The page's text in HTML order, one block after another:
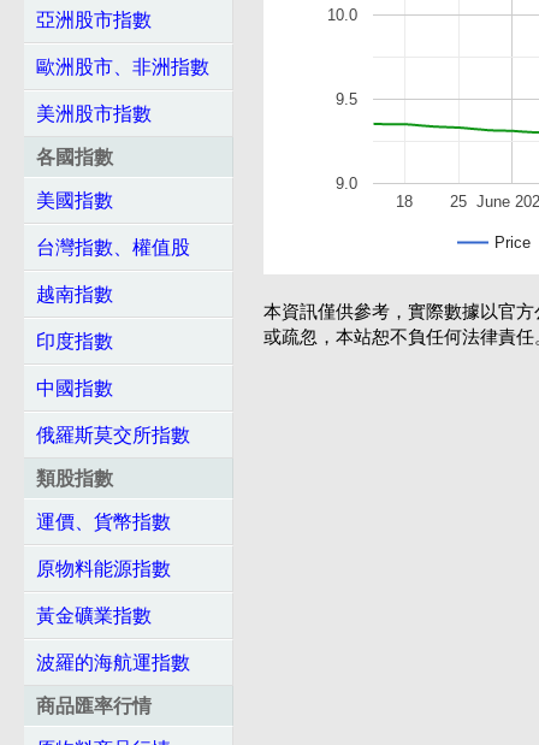
亞洲股市指數
歐洲股市、非洲指數
美洲股市指數
各國指數
美國指數
台灣指數、權值股
越南指數
印度指數
中國指數
俄羅斯莫交所指數
類股指數
運價、貨幣指數
原物料能源指數
黃金礦業指數
波羅的海航運指數
商品匯率行情
Price
June
18 25
9.0
9.5
10.0
本資訊僅供參考，實際數據以官
或疏忽，本站恕不負任何法律責任